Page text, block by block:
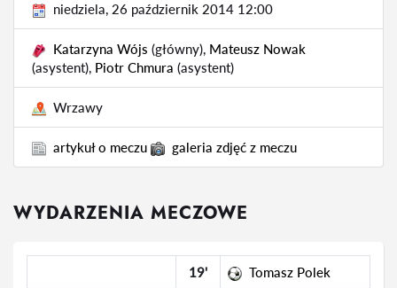
niedziela, 26 październik 2014 12:00
Katarzyna Wójs (główny), Mateusz Nowak
(asystent), Piotr Chmura (asystent)
Wrzawy
artykuł o meczu galeria zdjęć z meczu
WYDARZENIA MECZOWE
19' Tomasz Polek